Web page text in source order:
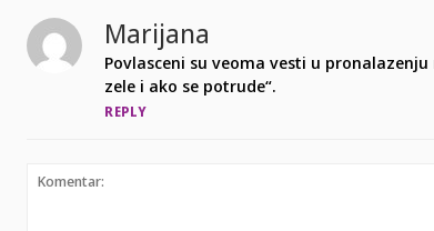
Marijana
Povlasceni su veoma vesti u
zele i ako se potrude“.
REPLY